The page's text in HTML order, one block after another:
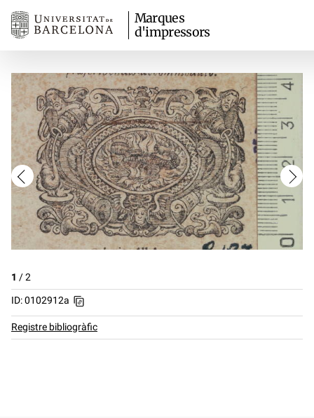
Marques
d'impressors
1 /2
ID: 0102912a
Registre bibliogràfic